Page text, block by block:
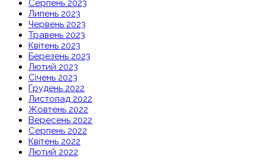
Серпень 2023
Липень 2023
Червень 2023
Травень 2023
Квітень 2023
Березень 2023
Лютий 2023
Січень 2023
Грудень 2022
Листопад 2022
Жовтень 2022
Вересень 2022
Серпень 2022
Квітень 2022
Лютий 2022